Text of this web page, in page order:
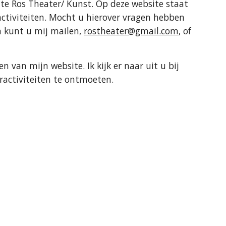
Ros Theater/ Kunst. Op deze website staat
Mocht u hierover vragen hebben
kunt u mij mailen, rostheater@gmail.com, of
van mijn website. Ik kijk er naar uit u bij
te ontmoeten.